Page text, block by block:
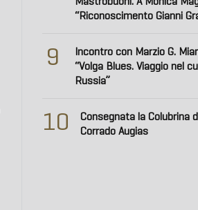
“Riconoscimento Gianni
9
Incontro con Marzio G.
“Volga Blues. Viaggio nel
Russia”
10
Consegnata la Colubrina
Corrado Augias